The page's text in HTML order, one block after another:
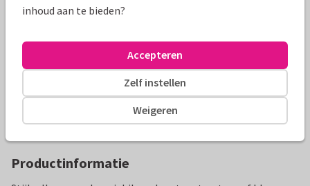
Productinformatie
inhoud aan te bieden?
Weigeren
Zelf instellen
Accepteren